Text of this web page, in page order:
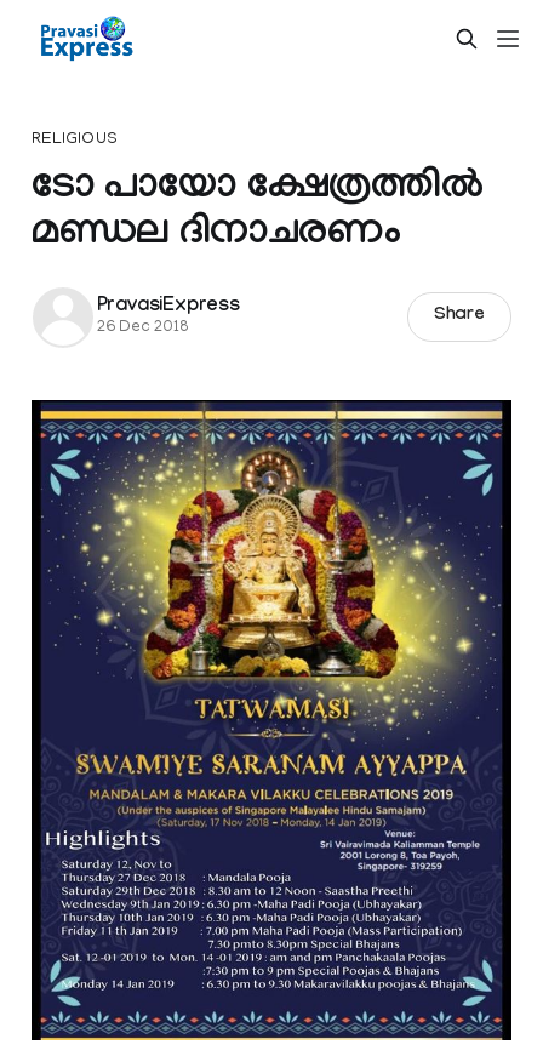
RELIGIOUS
ടോ പായോ ക്ഷേത്രത്തില്‍
മണ്ഡല ദിനാചരണം
PravasiExpress
26 Dec 2018
Share